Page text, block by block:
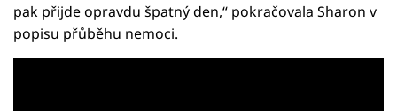
pak přijde opravdu špatný den,“ pokračovala Sharon v
popisu přůběhu nemoci.